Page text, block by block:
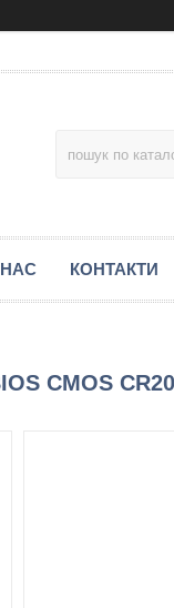
КОНТАКТИ
CMOS